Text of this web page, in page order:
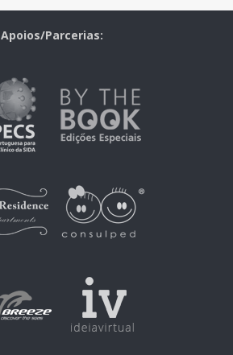
Apoios/Parcerias: